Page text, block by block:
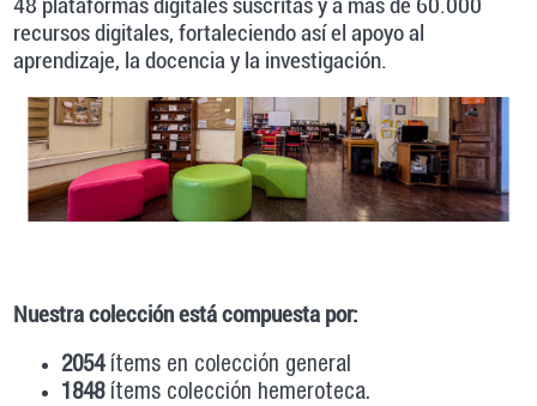
48 plataformas digitales suscritas y a más de 60.000
recursos digitales, fortaleciendo así el apoyo al
aprendizaje, la docencia y la investigación.
Nuestra colección está compuesta por:
2054ítems en colección general
1848ítems colección hemeroteca.